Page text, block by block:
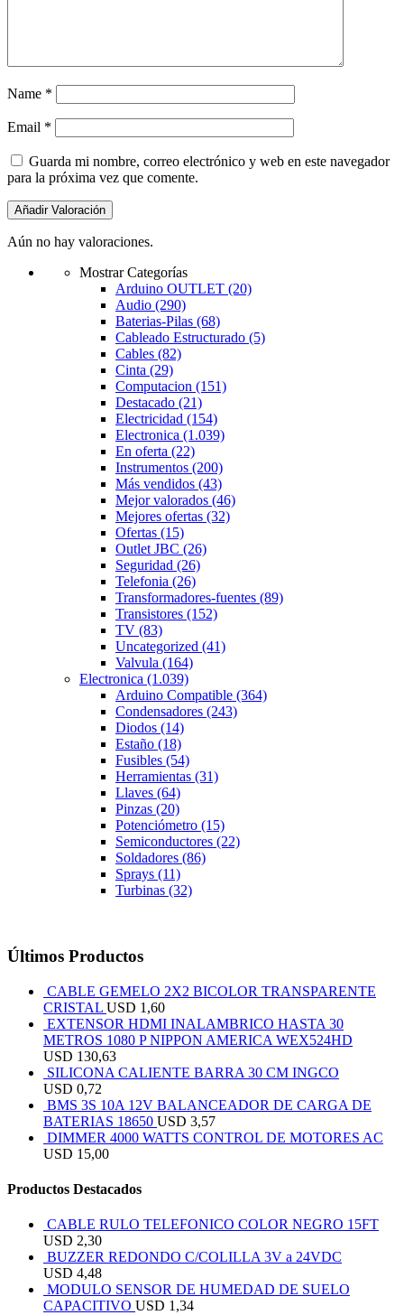
Name *
Email *
Guarda mi nombre, correo electrónico y web en este navegador
para la próxima vez que comente.
Aún no hay valoraciones.
Mostrar Categorías
Arduino OUTLET (20)
Audio (290)
Baterias-Pilas (68)
Cableado Estructurado (5)
Cables (82)
Cinta (29)
Computacion (151)
Destacado (21)
Electricidad (154)
Electronica (1.039)
En oferta (22)
Instrumentos (200)
Más vendidos (43)
Mejor valorados (46)
Mejores ofertas (32)
Ofertas (15)
Outlet JBC (26)
Seguridad (26)
Telefonia (26)
Transformadores-fuentes (89)
Transistores (152)
TV (83)
Uncategorized (41)
Valvula (164)
Electronica (1.039)
Arduino Compatible (364)
Condensadores (243)
Diodos (14)
Estaño (18)
Fusibles (54)
Herramientas (31)
Llaves (64)
Pinzas (20)
Potenciómetro (15)
Semiconductores (22)
Soldadores (86)
Sprays (11)
Turbinas (32)
Últimos Productos
CABLE GEMELO 2X2 BICOLOR TRANSPARENTE
CRISTAL USD 1,60
EXTENSOR HDMI INALAMBRICO HASTA 30
METROS 1080 P NIPPON AMERICA WEX524HD
USD 130,63
SILICONA CALIENTE BARRA 30 CM INGCO
USD 0,72
BMS 3S 10A 12V BALANCEADOR DE CARGA DE
BATERIAS 18650 USD 3,57
DIMMER 4000 WATTS CONTROL DE MOTORES AC
USD 15,00
Productos Destacados
CABLE RULO TELEFONICO COLOR NEGRO 15FT
USD 2,30
BUZZER REDONDO C/COLILLA 3V a 24VDC
USD 4,48
MODULO SENSOR DE HUMEDAD DE SUELO
CAPACITIVO USD 1,34